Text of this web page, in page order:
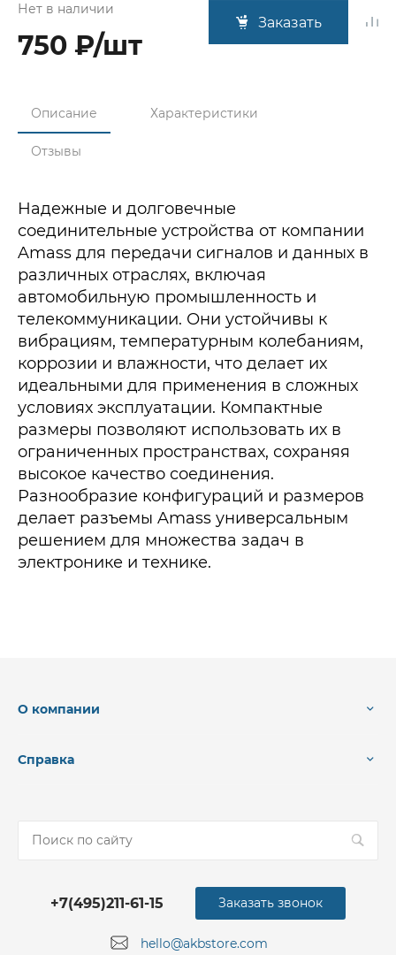
Нет в наличии
750 ₽/шт
Заказать
Описание Характеристики
Отзывы
Надежные и долговечные
соединительные устройства от компании
Amass для передачи сигналов и данных в
различных отраслях, включая
автомобильную промышленность и
телекоммуникации. Они устойчивы к
вибрациям, температурным колебаниям,
коррозии и влажности, что делает их
идеальными для применения в сложных
условиях эксплуатации. Компактные
размеры позволяют использовать их в
ограниченных пространствах, сохраняя
высокое качество соединения.
Разнообразие конфигураций и размеров
делает разъемы Amass универсальным
решением для множества задач в
электронике и технике.
О компании
Справка
+7(495)211-61-15
hello@akbstore.com
Заказать звонок